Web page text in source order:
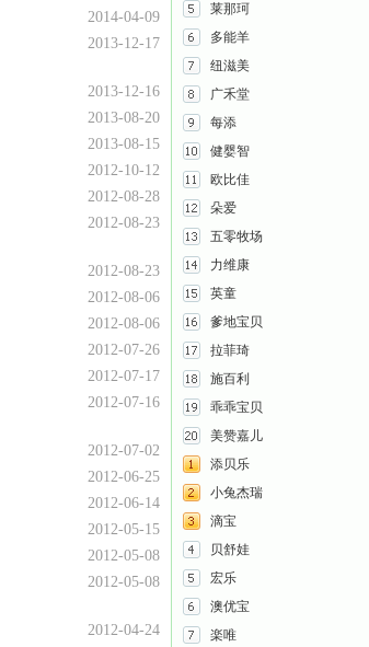
2014-04-09
2013-12-17
2013-12-16
2013-08-20
2013-08-15
2012-10-12
2012-08-28
2012-08-23
2012-08-23
2012-08-06
2012-08-06
2012-07-26
2012-07-17
2012-07-16
2012-07-02
2012-06-25
2012-06-14
2012-05-15
2012-05-08
2012-05-08
2012-04-24
莱那珂
多能羊
纽滋美
广禾堂
每添
健婴智
欧比佳
朵爱
五零牧场
力维康
英童
爹地宝贝
拉菲琦
施百利
乖乖宝贝
美赞嘉儿
添贝乐
小兔杰瑞
滴宝
贝舒娃
宏乐
澳优宝
楽唯